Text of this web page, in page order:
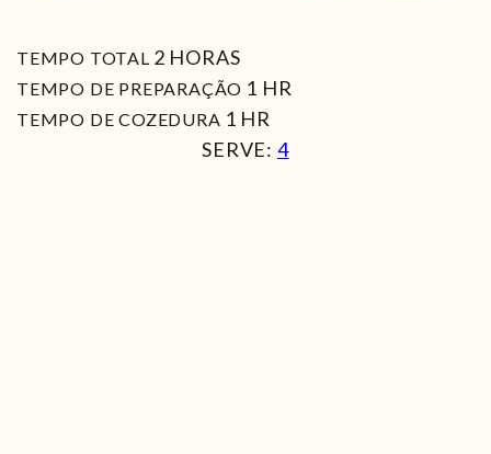
TEMPO TOTAL 2HORAS
HORAS
TEMPO DE PREPARAÇÃO 1 HORA
HR
TEMPO DE COZEDURA 1 HORA
HR
SERVE: 4